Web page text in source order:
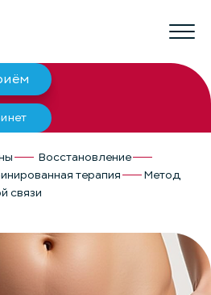
Восстановление
терапия
Метод
связи